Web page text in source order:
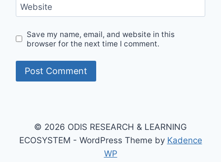
Website
Save my name, email, and website in this
browser for the next time I comment.
© 2026 ODIS RESEARCH & LEARNING
ECOSYSTEM - WordPress Theme by Kadence
WP